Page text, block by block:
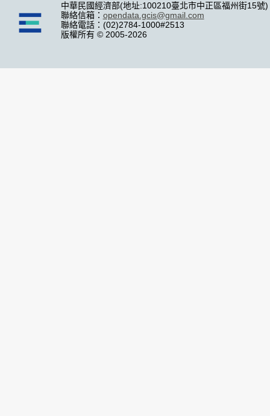
中華民國經濟部(地址:100210臺北市中正區福州街15號)
聯絡信箱： opendata.gcis@gmail.com
聯絡電話：(02)2784-1000#2513
版權所有 © 2005-2026